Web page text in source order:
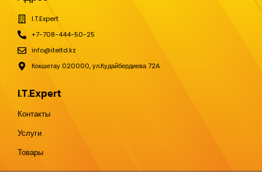
I.T.Expert
+7-708-444-50-25
info@iteltd.kz
Кокшетау 020000, ул.Кудайбердиева 72А
I.T.Expert
Контакты
Услуги
Товары